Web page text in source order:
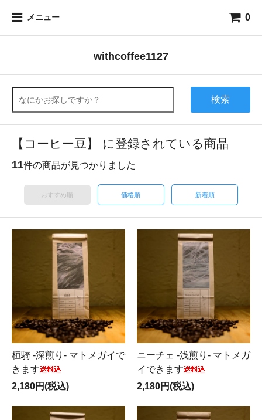
メニュー 0
withcoffee1127
検索
【コーヒー豆】 に登録されている商品
11件の商品が見つかりました
おすすめ順 価格順 新着順
桓騎 -深煎り- マトメガイで
きます
2,180円(税込)
ニーチェ -浅煎り- マトメガ
イできます
2,180円(税込)